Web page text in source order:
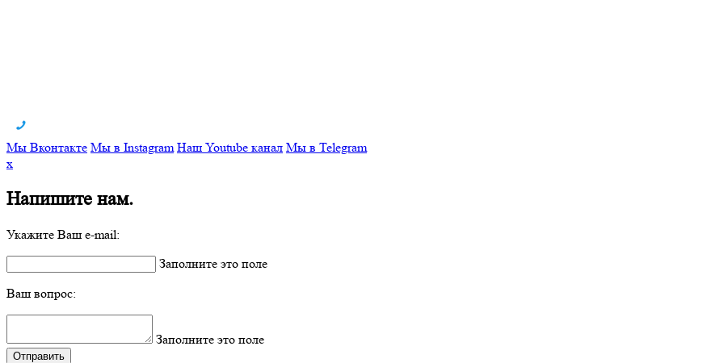
Мы Вконтакте Мы в Instagram Наш Youtube канал Мы в Telegram
x
Напишите нам.
Укажите Ваш e-mail:
Заполните это поле
Ваш вопрос:
Заполните это поле